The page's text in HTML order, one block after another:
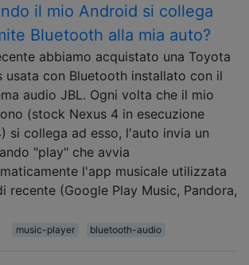
il mio Android si collega
Bluetooth alla mia auto?
abbiamo acquistato una Toyota
usata con Bluetooth installato con il
audio JBL. Ogni volta che il mio
(stock Nexus 4 in esecuzione
si collega ad esso, l'auto invia un
"play" che avvia
l'app musicale utilizzata
recente (Google Play Music, Pandora,
music-player bluetooth-audio